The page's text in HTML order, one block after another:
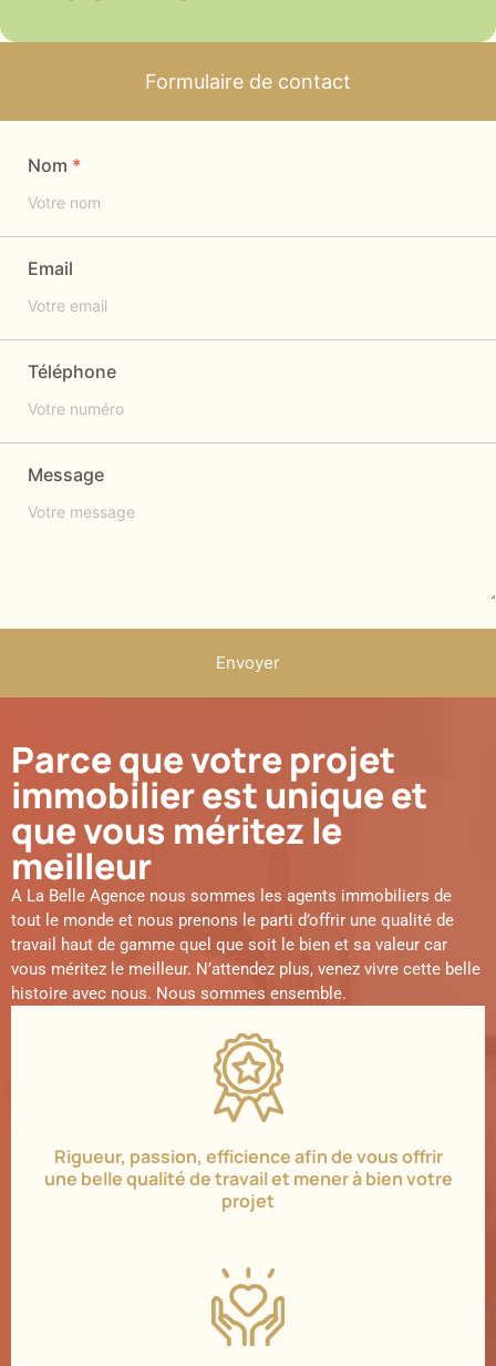
Formulaire de contact
Nom
Email
Téléphone
Message
Envoyer
Parce que votre projet
immobilier est unique et
que vous méritez le
meilleur
A La Belle Agence nous sommes les agents immobiliers de
tout le monde et nous prenons le parti d’offrir une qualité de
travail haut de gamme quel que soit le bien et sa valeur car
vous méritez le meilleur. N’attendez plus, venez vivre cette belle
histoire avec nous. Nous sommes ensemble.
Rigueur, passion, efficience afin de vous offrir
une belle qualité de travail et mener à bien votre
projet